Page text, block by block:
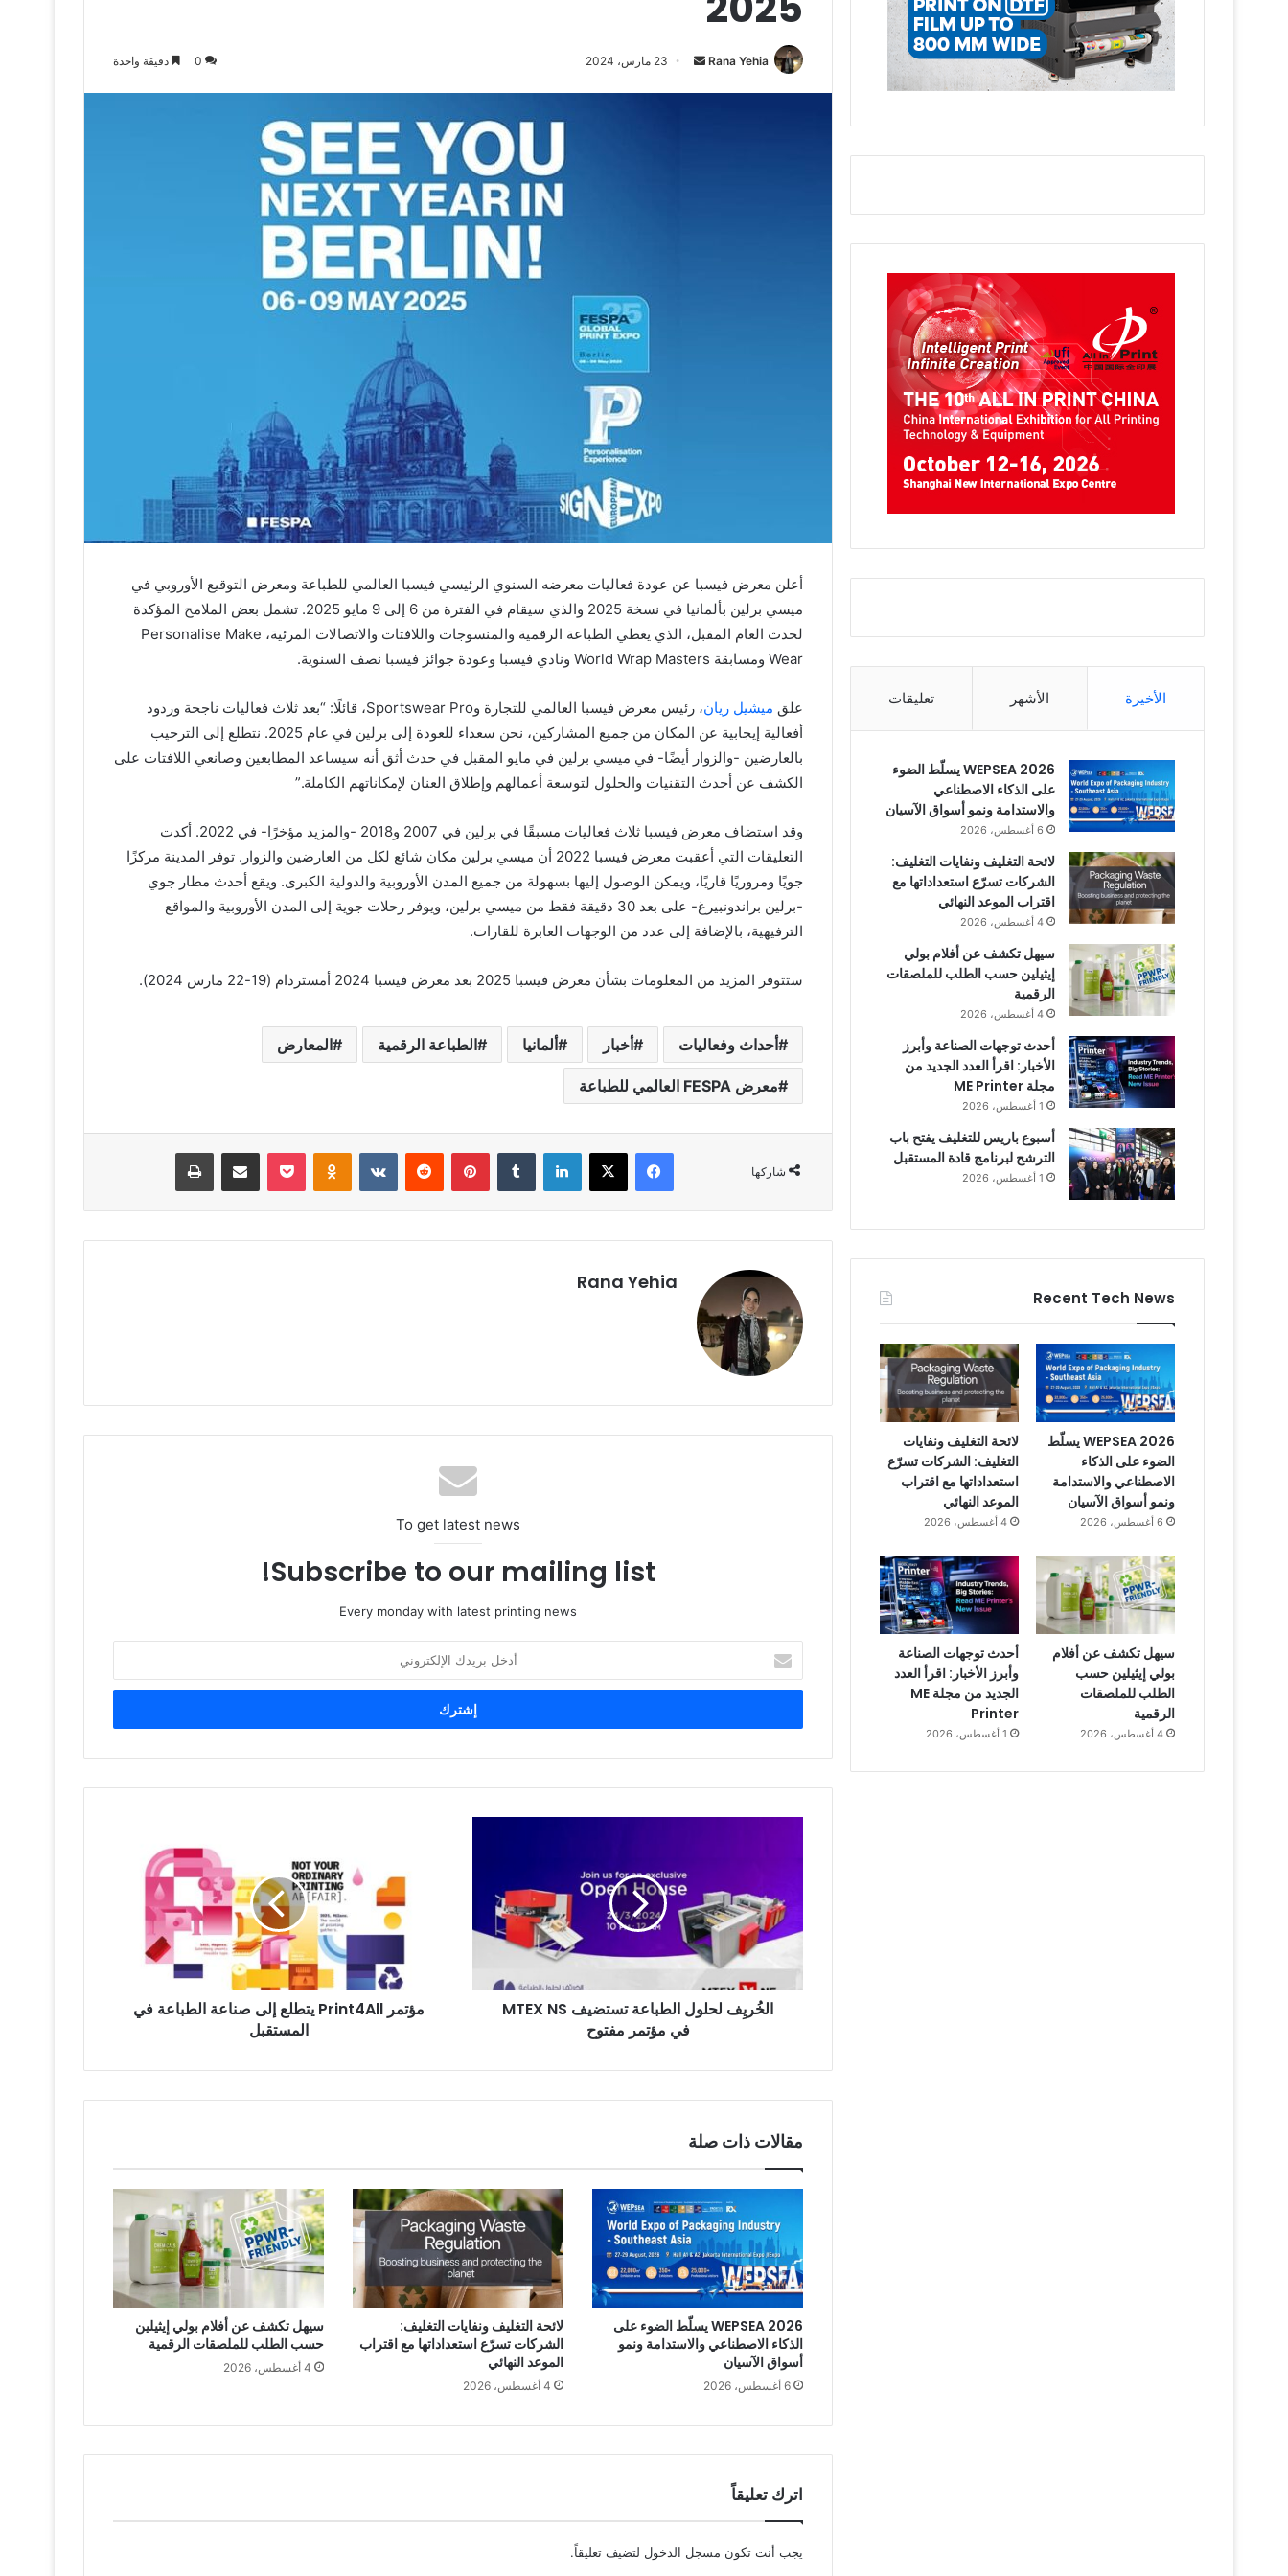
Rana Yehia
أرسل 23 مارس، 2024 0 دقيقة واحدة
أعلن معرض فيسبا عن عودة فعاليات معرضه السنوي الرئيسي فيسبا العالمي للطباعة ومعرض التوقيع الأوروبي في
ميسي برلين بألمانيا في نسخة 2025 والذي سيقام في الفترة من 6 إلى 9 مايو 2025. تشمل بعض الملامح المؤكدة
لحدث العام المقبل، الذي يغطي الطباعة الرقمية والمنسوجات واللافتات والاتصالات المرئية، Personalise Make
Wear ومسابقة World Wrap Masters ونادي فيسبا وعودة جوائز فيسبا نصف السنوية.
علق ميشيل ريان
، رئيس معرض فيسبا العالمي للتجارة وSportswear Pro، قائلًا: “بعد ثلاث فعاليات ناجحة وردود
أفعالية إيجابية عن المكان من جميع المشاركين، نحن سعداء للعودة إلى برلين في عام 2025. نتطلع إلى الترحيب
بالعارضين -والزوار أيضًا- في ميسي برلين في مايو المقبل في حدث أثق أنه سيساعد المطابعين وصانعي اللافتات على
الكشف عن أحدث التقنيات والحلول لتوسعة أعمالهم وإطلاق العنان لإمكاناتهم الكاملة.”
وقد استضاف معرض فيسبا ثلاث فعاليات مسبقًا في برلين في 2007 و2018 -والمزيد مؤخرًا- في 2022. أكدت
التعليقات التي أعقبت معرض فيسبا 2022 أن ميسي برلين مكان شائع لكل من العارضين والزوار. توفر المدينة مركزًا
جويًا ومروريًا قاريًا، ويمكن الوصول إليها بسهولة من جميع المدن الأوروبية والدولية الكبرى. ويقع أحدث مطار جوي
-برلين براندونبيرغ- على بعد 30 دقيقة فقط من ميسي برلين، ويوفر رحلات جوية إلى المدن الأوروبية والمواقع
الترفيهية، بالإضافة إلى عدد من الوجهات العابرة للقارات.
ستتوفر المزيد من المعلومات بشأن معرض فيسبا 2025 بعد معرض فيسبا 2024 أمستردام (19-22 مارس 2024).
أحداث وفعاليات أخبار ألمانيا الطباعة الرقمية المعارض
معرض FESPA العالمي للطباعة
شاركها
فيسبوك ‫X لينكدإن ‏Tumblr بينتيريست
‏Reddit
‏VKontakte
Odnoklassniki
‫Pocket مشاركة عبر البريد طباعة
Rana Yehia
To get latest news
Subscribe to our mailing list!
Every monday with latest printing news
بريدك
الإلكتروني
MTEX
NS
مؤتمر
مفتوح
الخُريِف لحلول الطباعة تستضيف MTEX NS
في مؤتمر مفتوح
المستقبل
مؤتمر Print4All يتطلع إلى صناعة الطباعة في
المستقبل
مقالات ذات صلة
WEPSEA 2026 يسلّط الضوء على
الذكاء الاصطناعي والاستدامة ونمو
أسواق الآسيان
6 أغسطس، 2026
لائحة التغليف ونفايات التغليف:
الشركات تسرّع استعداداتها مع اقتراب
الموعد النهائي
4 أغسطس، 2026
سيهل تكشف عن أفلام بولي إيثيلين
حسب الطلب للملصقات الرقمية
4 أغسطس، 2026
اترك تعليقاً
يجب أنت تكون مسجل الدخول لتضيف تعليقاً.
الأخيرة الأشهر تعليقات
WEPSEA 2026 يسلّط الضوء
على الذكاء الاصطناعي
والاستدامة ونمو أسواق الآسيان
6 أغسطس، 2026
لائحة التغليف ونفايات التغليف:
الشركات تسرّع استعداداتها مع
اقتراب الموعد النهائي
4 أغسطس، 2026
سيهل تكشف عن أفلام بولي
إيثيلين حسب الطلب للملصقات
الرقمية
4 أغسطس، 2026
أحدث توجهات الصناعة وأبرز
الأخبار: اقرأ العدد الجديد من
مجلة ME Printer
1 أغسطس، 2026
أسبوع باريس للتغليف يفتح باب
الترشح لبرنامج قادة المستقبل
1 أغسطس، 2026
Recent Tech News
WEPSEA 2026 يسلّط
الضوء على الذكاء
الاصطناعي والاستدامة
ونمو أسواق الآسيان
6 أغسطس، 2026
لائحة التغليف ونفايات
التغليف: الشركات تسرّع
استعداداتها مع اقتراب
الموعد النهائي
4 أغسطس، 2026
سيهل تكشف عن أفلام
بولي إيثيلين حسب
الطلب للملصقات
الرقمية
4 أغسطس، 2026
أحدث توجهات الصناعة
وأبرز الأخبار: اقرأ العدد
الجديد من مجلة ME
Printer
1 أغسطس، 2026